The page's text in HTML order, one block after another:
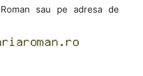
sau pe adresa de